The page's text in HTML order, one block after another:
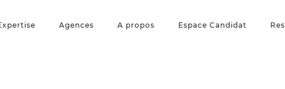
Agences A propos Espace Candidat